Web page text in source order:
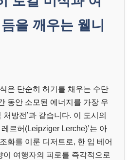
을 깨우는 웰니
은 단순히 허기를 채우는 수단
동안 소모된 에너지를 가장 우
처방전’과 같습니다. 이 도시의
르허(Leipziger Lerche)’는 아
화를 이룬 디저트로, 한 입 베어
이 여행자의 피로를 즉각적으로